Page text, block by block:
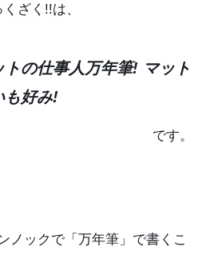
ざく!!は、
トの仕事人万年筆! マット
も好み!
です。
ノックで「万年筆」で書くこ